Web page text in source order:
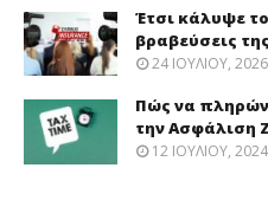
Έτσι κάλυψε
βραβεύσεις
24 ΙΟΥΛΊΟΥ, 2026
Πώς να
την Ασφάλιση
12 ΙΟΥΛΊΟΥ, 2024